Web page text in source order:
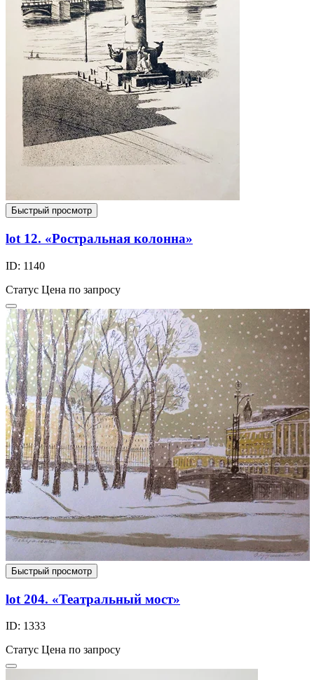
Быстрый просмотр
lot 12. «Ростральная колонна»
ID: 1140
Статус Цена по запросу
Быстрый просмотр
lot 204. «Театральный мост»
ID: 1333
Статус Цена по запросу